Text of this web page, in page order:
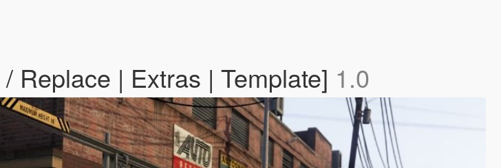
Replace | Extras | Template] 1.0